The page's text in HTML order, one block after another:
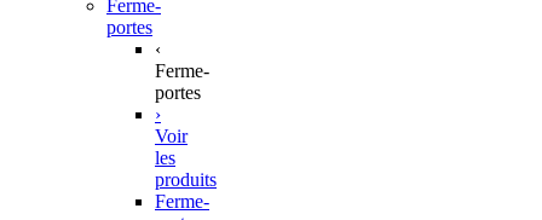
Ferme-
portes
‹
Ferme-
portes
›
Voir
les
produits
Ferme-